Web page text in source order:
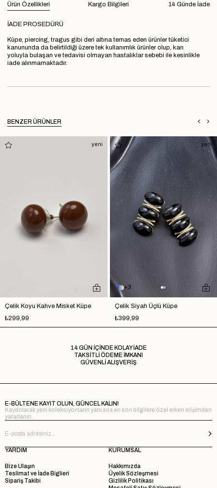
Ürün Özellikleri 14 Günde İade
Kargo Bilgileri
İADE PROSEDÜRÜ
Küpe, piercing, tragus gibi deri altına temas eden ürünler tüketici
kanununda da belirtildiği üzere tek kullanımlık ürünler olup, kan
yoluyla bulaşan ve tedavisi olmayan hastalıklar sebebi ile kesinlikle
iade alınmamaktadır.
BENZER ÜRÜNLER
Çelik Koyu Kahve Misket Küpe
₺299,99
yeni
3
Çelik Siyah Üçlü Küpe
₺399,99
yeni
14 GÜN İÇİNDE KOLAY İADE
TAKSİTLİ ÖDEME İMKANI
GÜVENLİ ALIŞVERİŞ
E-BÜLTENE KAYIT OLUN, GÜNCEL KALIN!
Kaydolarak yeni koleksiyonların yanı sıra en son bilgilere özel erken erişimden
yararlanın.
YARDIM
Bize Ulaşın
Teslimat ve İade Biglieri
Sipariş Takibi
KURUMSAL
Hakkımızda
Üyelik Sözleşmesi
Gizlilik Politikası